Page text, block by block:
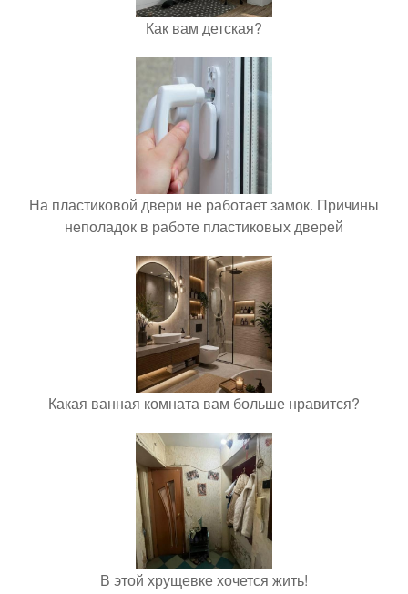
Как вам детская?
На пластиковой двери не работает замок. Причины
неполадок в работе пластиковых дверей
Какая ванная комната вам больше нравится?
В этой хрущевке хочется жить!